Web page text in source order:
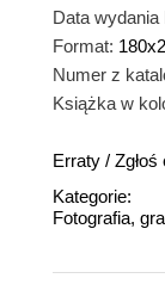
Data
Format:
Numer z
Książka w
Erraty / Zgłoś
Kategorie:
Fotografia,